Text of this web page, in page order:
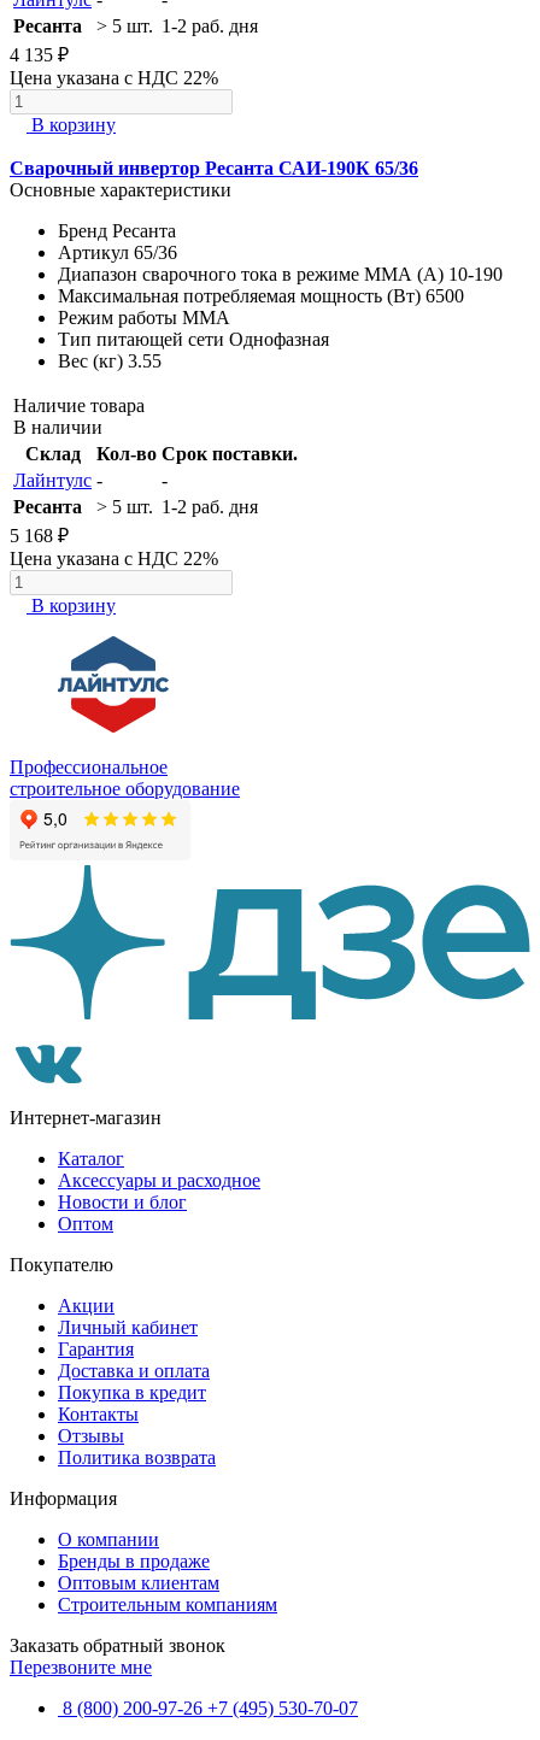
Ресанта
> 5 шт. 1-2 раб. дня
4 135 ₽
Цена указана с НДС 22%
В корзину
Сварочный инвертор Ресанта САИ-190К 65/36
Основные характеристики
Бренд Ресанта
Артикул 65/36
Диапазон сварочного тока в режиме ММА (А) 10-190
Максимальная потребляемая мощность (Вт) 6500
Режим работы MMA
Тип питающей сети Однофазная
Вес (кг) 3.55
Наличие товара
В наличии
Склад
Кол-во Срок поставки.
Лайнтулс -
-
Ресанта
> 5 шт. 1-2 раб. дня
5 168 ₽
Цена указана с НДС 22%
В корзину
Профессиональное
строительное оборудование
Интернет-магазин
Каталог
Аксессуары и расходное
Новости и блог
Оптом
Покупателю
Акции
Личный кабинет
Гарантия
Доставка и оплата
Покупка в кредит
Контакты
Отзывы
Политика возврата
Информация
О компании
Бренды в продаже
Оптовым клиентам
Строительным компаниям
Заказать обратный звонок
Перезвоните мне
8 (800) 200-97-26 +7 (495) 530-70-07